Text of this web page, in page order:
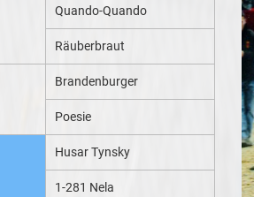
Quando-Quando
Räuberbraut
Brandenburger
Poesie
Husar Tynsky
1-281 Nela